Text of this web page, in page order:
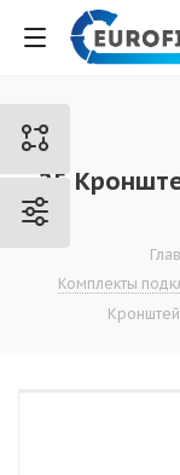
25
Комплекты